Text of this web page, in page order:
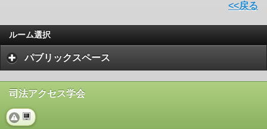
<<戻る
ルーム選択
パブリックスペース
司法アクセス学会